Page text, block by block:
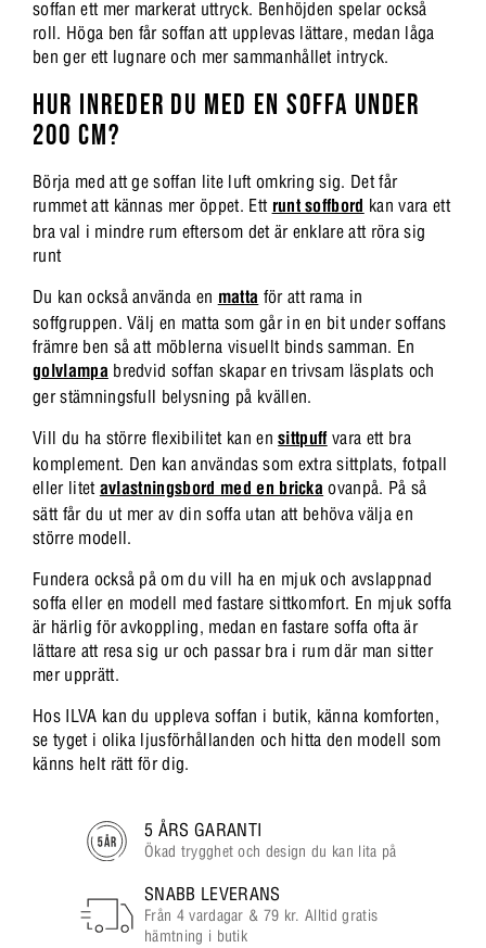
soffan ett mer markerat uttryck. Benhöjden spelar också
roll. Höga ben får soffan att upplevas lättare, medan låga
ben ger ett lugnare och mer sammanhållet intryck.
HUR INREDER DU MED EN SOFFA UNDER
200 CM?
Börja med att ge soffan lite luft omkring sig. Det får
rummet att kännas mer öppet. Ett runt soffbord kan vara ett
bra val i mindre rum eftersom det är enklare att röra sig
runt
Du kan också använda en matta för att rama in
soffgruppen. Välj en matta som går in en bit under soffans
främre ben så att möblerna visuellt binds samman. En
golvlampa bredvid soffan skapar en trivsam läsplats och
ger stämningsfull belysning på kvällen.
Vill du ha större flexibilitet kan ensittpuffvara ett bra
komplement. Den kan användas som extra sittplats, fotpall
eller litet avlastningsbord med en bricka ovanpå. På så
sätt får du ut mer av din soffa utan att behöva välja en
större modell.
Fundera också på om du vill ha en mjuk och avslappnad
soffa eller en modell med fastare sittkomfort. En mjuk soffa
är härlig för avkoppling, medan en fastare soffa ofta är
lättare att resa sig ur och passar bra i rum där man sitter
mer upprätt.
Hos ILVA kan du uppleva soffan i butik, känna komforten,
se tyget i olika ljusförhållanden och hitta den modell som
känns helt rätt för dig.
5 ÅRS GARANTI
Ökad trygghet och design du kan lita på
SNABB LEVERANS
Från 4 vardagar & 79 kr. Alltid gratis
hämtning i butik